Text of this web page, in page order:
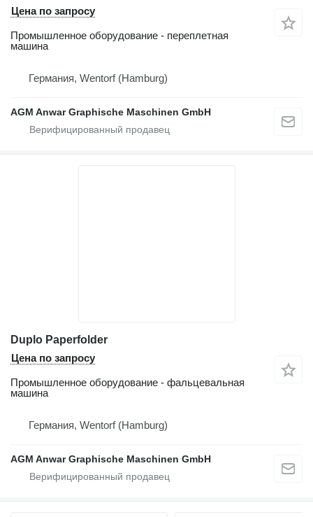
Цена по запросу
Промышленное оборудование - переплетная
машина
Германия, Wentorf (Hamburg)
AGM Anwar Graphische Maschinen GmbH
Duplo Paperfolder
Цена по запросу
Промышленное оборудование - фальцевальная
машина
Германия, Wentorf (Hamburg)
AGM Anwar Graphische Maschinen GmbH